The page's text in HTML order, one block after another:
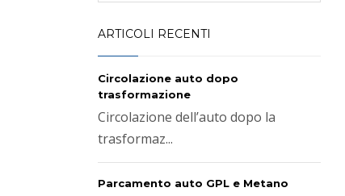
ARTICOLI RECENTI
Circolazione auto dopo
trasformazione
Circolazione dell’auto dopo la
trasformaz...
Parcamento auto GPL e Metano